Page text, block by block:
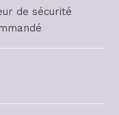
de sécurité